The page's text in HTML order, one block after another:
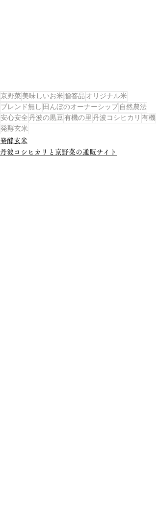
京野菜 美味しいお米贈答品 オリジナル米
ブレンド無し 田んぼのオーナーシップ 自然農法
安心安全丹波の黒豆有機の里丹波コシヒカリ 有機
発酵玄米
発酵玄米
丹波コシヒカリと京野菜の通販サイト